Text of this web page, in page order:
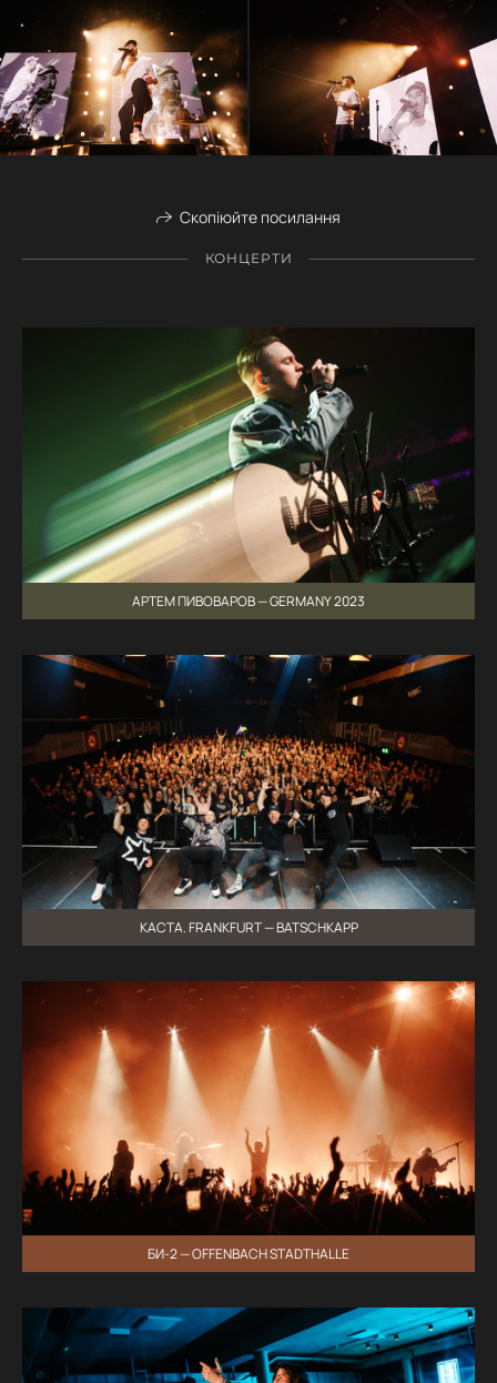
Скопіюйте посилання
КОНЦЕРТИ
АРТЕМ ПИВОВАРОВ — GERMANY 2023
КАСТА. FRANKFURT — BATSCHKAPP
БИ-2 — OFFENBACH STADTHALLE